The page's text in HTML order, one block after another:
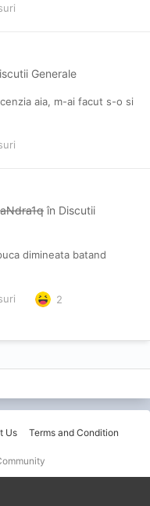
Generale
aia, m-ai facut s-o si
în Discutii
dimineata batand
2
Us
Terms and Condition